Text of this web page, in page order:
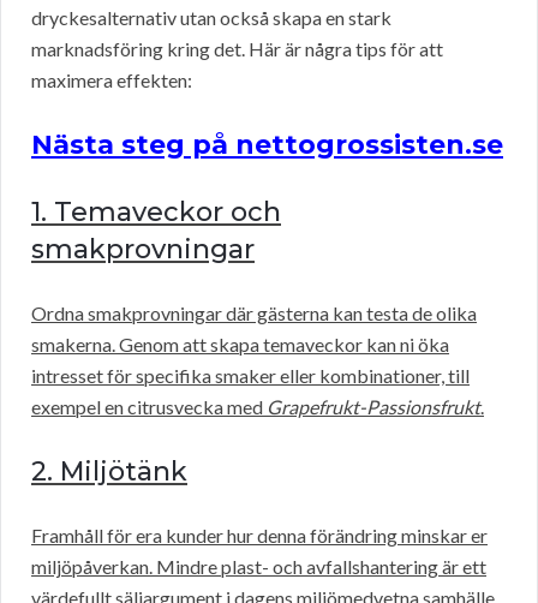
dryckesalternativ utan också skapa en stark
marknadsföring kring det. Här är några tips för att
maximera effekten:
Nästa steg på nettogrossisten.se
1. Temaveckor och
smakprovningar
Ordna smakprovningar där gästerna kan testa de olika
smakerna. Genom att skapa temaveckor kan ni öka
intresset för specifika smaker eller kombinationer, till
exempel en citrusvecka med Grapefrukt-Passionsfrukt.
2. Miljötänk
Framhåll för era kunder hur denna förändring minskar er
miljöpåverkan. Mindre plast- och avfallshantering är ett
värdefullt säljargument i dagens miljömedvetna samhälle.